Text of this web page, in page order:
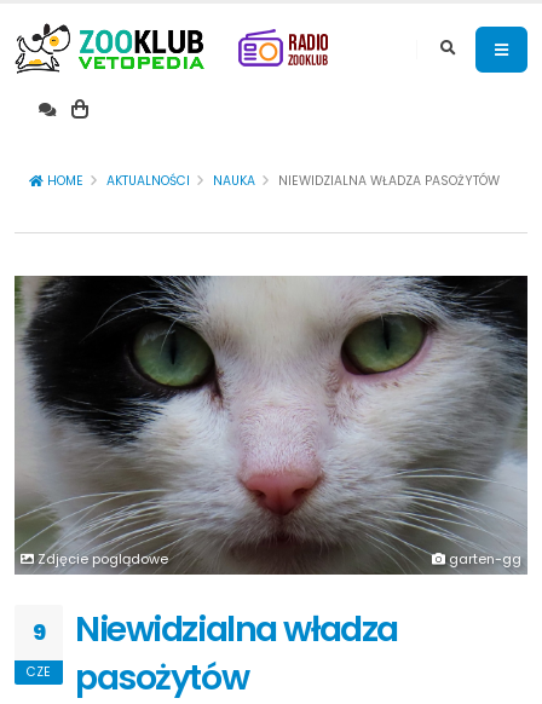
HOME AKTUALNOŚCI NAUKA NIEWIDZIALNA WŁADZA PASOŻYTÓW
Zdjęcie poglądowe garten-gg
9
CZE
Niewidzialna władza
pasożytów